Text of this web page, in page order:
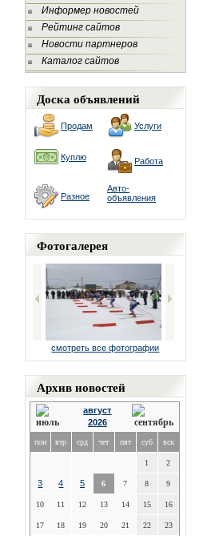
Информер новостей
Рейтинг сайтов
Новости партнеров
Каталог сайтов
Доска объявлений
Продам Услуги
Куплю Работа
Разное
Авто-
объявления
Фотогалерея
смотреть все фотографии
Архив новостей
август
2026
пон втр срд чет пят суб вск
1 2
3 4 5 6 7 8 9
10 11 12 13 14 15 16
17 18 19 20 21 22 23